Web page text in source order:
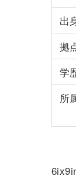
出
拠
学
所